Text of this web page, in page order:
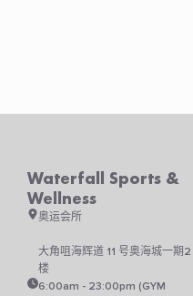
Waterfall Sports &
Wellness
奥运会所
大角咀海辉道 11 号奥海城一期2
楼
6:00am - 23:00pm (GYM